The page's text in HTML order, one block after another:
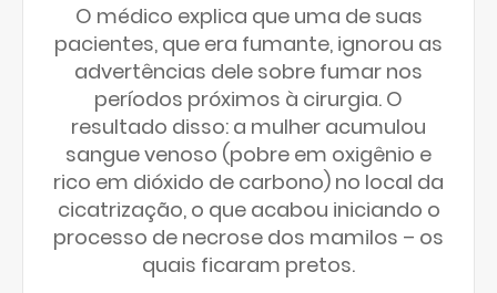
O médico explica que uma de suas
pacientes, que era fumante, ignorou as
advertências dele sobre fumar nos
períodos próximos à cirurgia. O
resultado disso: a mulher acumulou
sangue venoso (pobre em oxigênio e
rico em dióxido de carbono) no local da
cicatrização, o que acabou iniciando o
processo de necrose dos mamilos – os
quais ficaram pretos.